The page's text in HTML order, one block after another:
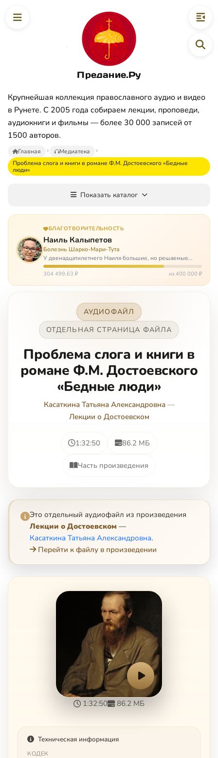
Предание.Ру
Крупнейшая коллекция православного аудио и видео
в Рунете. С 2005 года собираем лекции, проповеди,
аудиокниги и фильмы — более 30 000 записей от
1500 авторов.
Главная
Медиатека
Проблема слога и книги в романе Ф.М. Достоевского «Бедные
люди»
Показать каталог
БЛАГОТВОРИТЕЛЬНОСТЬ
Наиль Калыпетов
Болезнь Шарко-Мари-Тута
У двенадцатилетнего Наиля большие, но решаемые
проблемы. Он болен редкой болезнью, которая ставит
перед ним множество непростых задача, угрожая в
304 499,63 ₽ из 400 000 ₽
АУДИОФАЙЛ
ОТДЕЛЬНАЯ СТРАНИЦА ФАЙЛА
Проблема слога и книги в
романе Ф.М. Достоевского
«Бедные люди»
Касаткина Татьяна Александровна—
Лекции о Достоевском
1:32:50 86.2 МБ
Часть произведения
Это отдельный аудиофайл из произведения
Лекции о Достоевском —
Касаткина Татьяна Александровна.
Перейти к файлу в произведении
1:32:50 86.2 МБ
Техническая информация
КОДЕК